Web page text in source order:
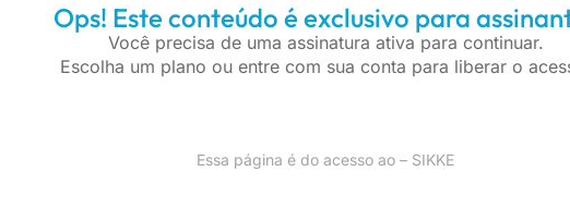
Ops! Este conteúdo é exclusivo para
Você precisa de uma assinatura ativa para continuar.
Escolha um plano ou entre com sua conta para liberar o
Essa página é do acesso ao – SIKKE